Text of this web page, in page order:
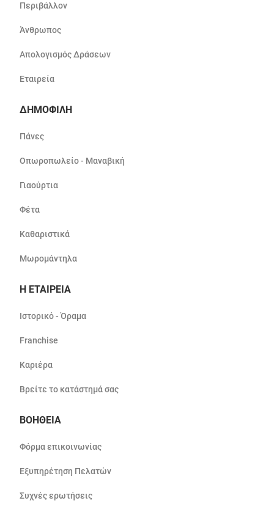
Περιβάλλον
Άνθρωπος
Απολογισμός Δράσεων
Εταιρεία
ΔΗΜΟΦΙΛΗ
Πάνες
Οπωροπωλείο - Μαναβική
Γιαούρτια
Φέτα
Καθαριστικά
Μωρομάντηλα
Η ΕΤΑΙΡΕΙΑ
Ιστορικό - Όραμα
Franchise
Καριέρα
Βρείτε το κατάστημά σας
ΒΟΗΘΕΙΑ
Φόρμα επικοινωνίας
Εξυπηρέτηση Πελατών
Συχνές ερωτήσεις